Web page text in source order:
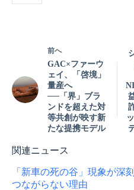
前へ
GAC×ファーウ
ェイ、「啓境」
量産へ
──「界」ブラ
ンドを超えた対
等共創が映す新
たな提携モデル
関連ニュース
「新車の死の谷」現象が
つながらない理由